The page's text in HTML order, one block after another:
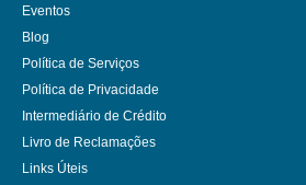
Eventos
Blog
Política de Serviços
Política de Privacidade
Intermediário de Crédito
Livro de Reclamações
Links Úteis